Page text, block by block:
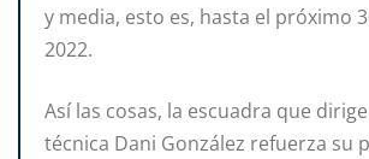
y media, esto es, hasta el próximo
2022.
Así las cosas, la escuadra que
técnica Dani González refuerza su